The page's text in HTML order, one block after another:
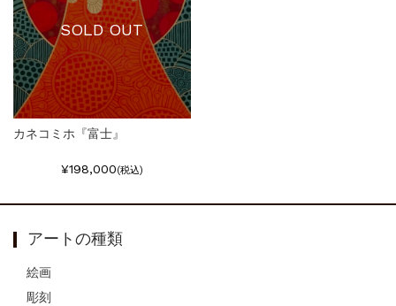
SOLD OUT
カネコミホ『富士』
¥198,000(税込)
アートの種類
絵画
彫刻